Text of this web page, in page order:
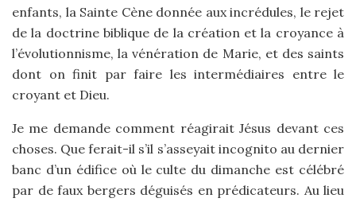
enfants, la Sainte Cène donnée aux incrédules, le rejet
de la doctrine biblique de la création et la croyance à
l’évolutionnisme, la vénération de Marie, et des saints
dont on finit par faire les intermédiaires entre le
croyant et Dieu.
Je me demande comment réagirait Jésus devant ces
choses. Que ferait-il s’il s’asseyait incognito au dernier
banc d’un édifice où le culte du dimanche est célébré
par de faux bergers déguisés en prédicateurs. Au lieu